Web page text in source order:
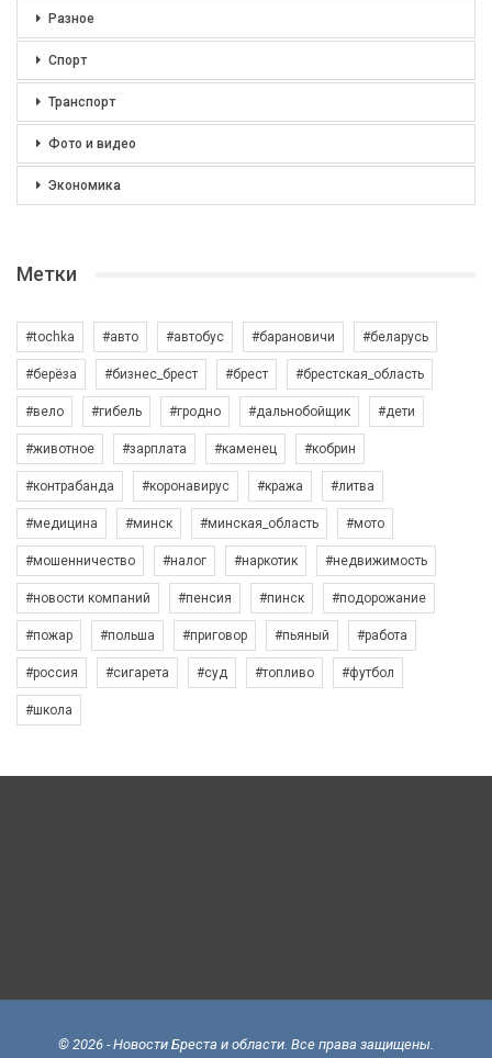
Разное
Спорт
Транспорт
Фото и видео
Экономика
Метки
#tochka #авто #автобус #барановичи #беларусь
#берёза #бизнес_брест #брест #брестская_область
#вело #гибель #гродно #дальнобойщик #дети
#животное #зарплата #каменец #кобрин
#контрабанда #коронавирус #кража #литва
#медицина #минск #минская_область #мото
#мошенничество #налог #наркотик #недвижимость
#новости компаний #пенсия #пинск #подорожание
#пожар #польша #приговор #пьяный #работа
#россия #сигарета #суд #топливо #футбол
#школа
© 2026 - Новости Бреста и области. Все права защищены.